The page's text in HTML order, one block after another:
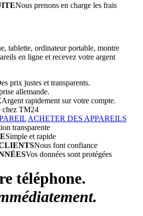
Nous prenons en charge les frais
tablette, ordinateur portable, montre
en ligne et recevez votre argent
prix justes et transparents.
allemande.
Argent rapidement sur votre compte.
ACHETER DES APPAREILS
transparente
Simple et rapide
Nous font confiance
Vos données sont protégées
téléphone.